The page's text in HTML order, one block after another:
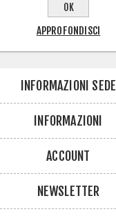
INFORMAZIONI SEDE
INFORMAZIONI
ACCOUNT
NEWSLETTER
OK
APPROFONDISCI